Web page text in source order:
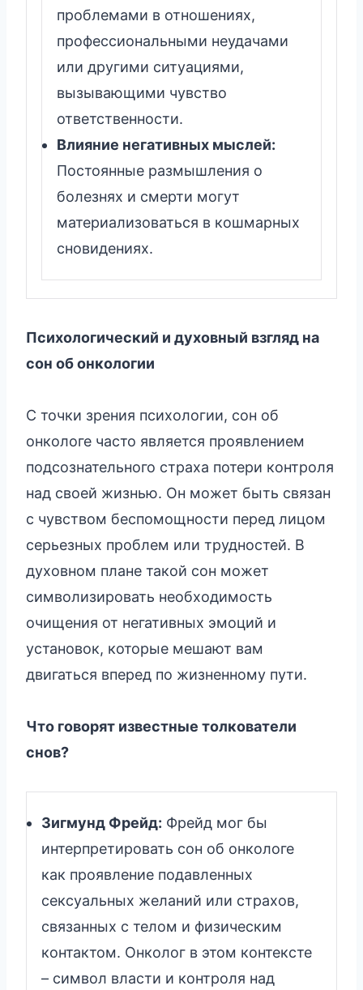
проблемами в отношениях,
профессиональными неудачами
или другими ситуациями,
вызывающими чувство
ответственности.
Влияние негативных мыслей:
Постоянные размышления о
болезнях и смерти могут
материализоваться в кошмарных
сновидениях.
Психологический и духовный взгляд на
сон об онкологии
С точки зрения психологии, сон об
онкологе часто является проявлением
подсознательного страха потери контроля
над своей жизнью. Он может быть связан
с чувством беспомощности перед лицом
серьезных проблем или трудностей. В
духовном плане такой сон может
символизировать необходимость
очищения от негативных эмоций и
установок, которые мешают вам
двигаться вперед по жизненному пути.
Что говорят известные толкователи
снов?
Зигмунд Фрейд: Фрейд мог бы
интерпретировать сон об онкологе
как проявление подавленных
сексуальных желаний или страхов,
связанных с телом и физическим
контактом. Онколог в этом контексте
– символ власти и контроля над